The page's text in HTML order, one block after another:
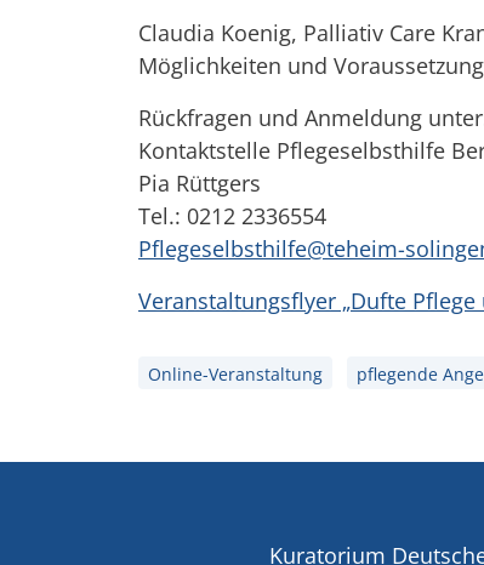
Claudia Koenig, Palliativ Care
Möglichkeiten und
Rückfragen und Anmeldung
Kontaktstelle Pflegeselbsthilfe
Pia Rüttgers
Tel.: 0212 2336554
Pflegeselbsthilfe@teheim-
Veranstaltungsflyer „Dufte Pflege
Online-Veranstaltung pflegende
Kuratorium